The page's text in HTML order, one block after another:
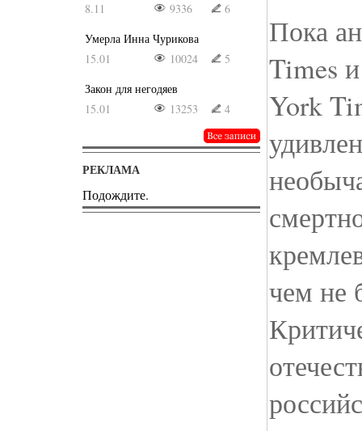
8.11
9336
6
Умерла Инна Чурикова
15.01
10024
5
Закон для негодяев
15.01
13253 4
РЕКЛАМА
Подождите.
Пока
Times
York
чем не